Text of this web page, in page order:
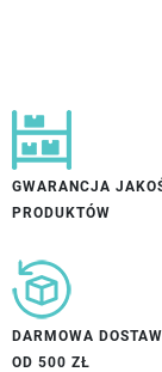
GWARANCJA
PRODUKTÓW
DARMOWA
OD 500 ZŁ